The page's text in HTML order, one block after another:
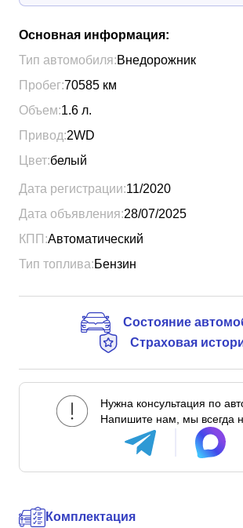
Основная информация:
Тип автомобиля:Внедорожник
Пробег:70585 км
Объем:1.6 л.
Привод:2WD
Цвет:белый
Дата регистрации:11/2020
Дата объявления:28/07/2025
КПП:Автоматический
Тип топлива:Бензин
Состояние
Страховая
Нужна консультация по
Напишите нам, мы всегда
Комплектация